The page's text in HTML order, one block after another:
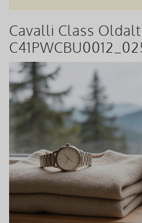
Cavalli Class